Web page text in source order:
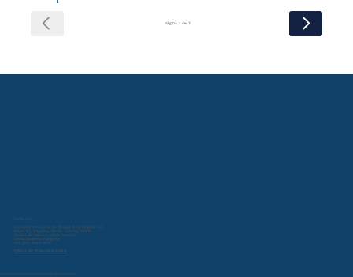
Página 1 de 7
© 2024 por Sociedad Mexicana de Cirugía Neurológica A.C.
Contacto:
Sociedad Mexicana de Cirugía Neurológica A.C.
Miami 47, Nápoles, Benito Juárez, 03810
Ciudad de México, CDMX, Mexico
contacto@smcn.org.mx
+52 (55) 5543 0013
Política de Privacidad Online